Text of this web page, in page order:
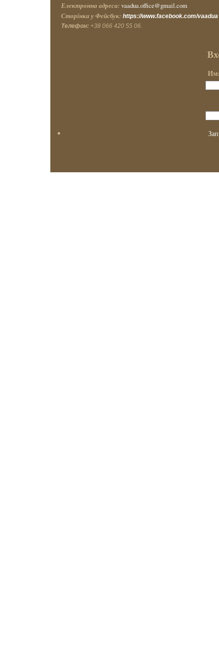
Електронна адреса: vaadua.office@gmail.com
Сторінка у Фейсбук: https://www.facebook.com/vaadua
Телефон: +38 066 420 55 06.